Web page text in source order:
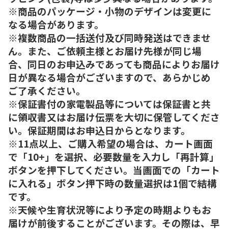
※商品のパッケージ・小物のデザインは変更に
なる場合があります。
※複数商品の一括送付及び同時発送はできませ
ん。また、ご依頼主様とお届け先様が同じ場
合、同日のお申込みであっても商品によりお届け
日が異なる場合がございますので、あらかじめ
ご了承ください。
※保証書付の家電製品等については保証書と共
に領収書又はお届け伝票を大切に保管してくださ
い。保証期間はお申込日からとなります。
※11点以上、ご購入希望の場合は、カート画面
で「10+」を選択、必要数量を入力し「再計算」
ボタンを押下してください。当画面での「カート
に入れる」ボタン押下時の数量選択は1個で結構
です。
※天候や生育状況等により予定の時期よりもお
届けが前後することがございます。その際は、早